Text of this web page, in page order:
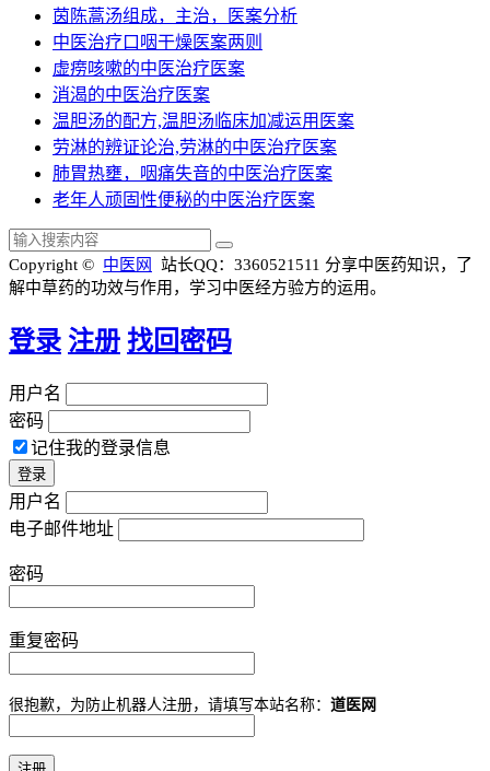
茵陈蒿汤组成，主治，医案分析
中医治疗口咽干燥医案两则
虚痨咳嗽的中医治疗医案
消渴的中医治疗医案
温胆汤的配方,温胆汤临床加减运用医案
劳淋的辨证论治,劳淋的中医治疗医案
肺胃热壅，咽痛失音的中医治疗医案
老年人顽固性便秘的中医治疗医案
Copyright © 中医网 站长QQ：3360521511 分享中医药知识，了
解中草药的功效与作用，学习中医经方验方的运用。
登录 注册 找回密码
用户名
密码
记住我的登录信息
用户名
电子邮件地址
密码
重复密码
很抱歉，为防止机器人注册，请填写本站名称： 道医网